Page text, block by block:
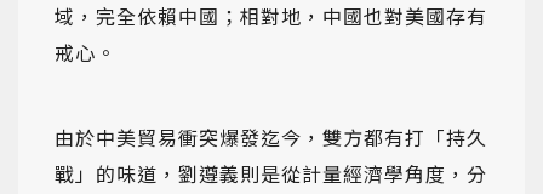
域，完全依賴中國；相對地，中國也對美國存有
戒心。
由於中美貿易衝突爆發迄今，雙方都有打「持久
戰」的味道，劉遵義則是從計量經濟學角度，分